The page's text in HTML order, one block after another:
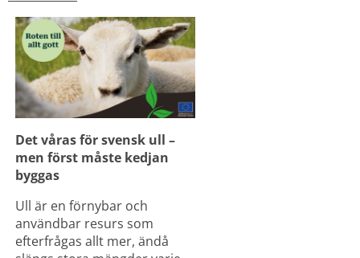
Det våras för svensk ull –
men först måste kedjan
byggas
Ull är en förnybar och
användbar resurs som
efterfrågas allt mer, ändå